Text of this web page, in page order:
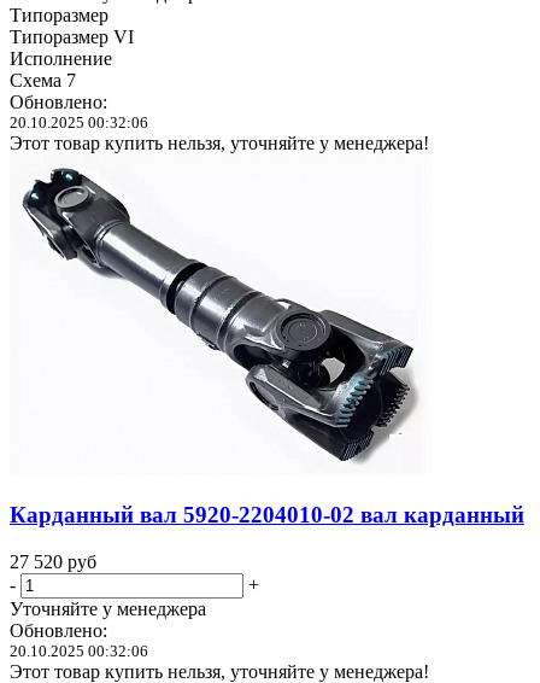
Типоразмер
Типоразмер VI
Исполнение
Схема 7
Обновлено:
20.10.2025 00:32:06
Этот товар купить нельзя, уточняйте у менеджера!
Карданный вал 5920-2204010-02 вал карданный
27 520 руб
-
+
Уточняйте у менеджера
Обновлено:
20.10.2025 00:32:06
Этот товар купить нельзя, уточняйте у менеджера!